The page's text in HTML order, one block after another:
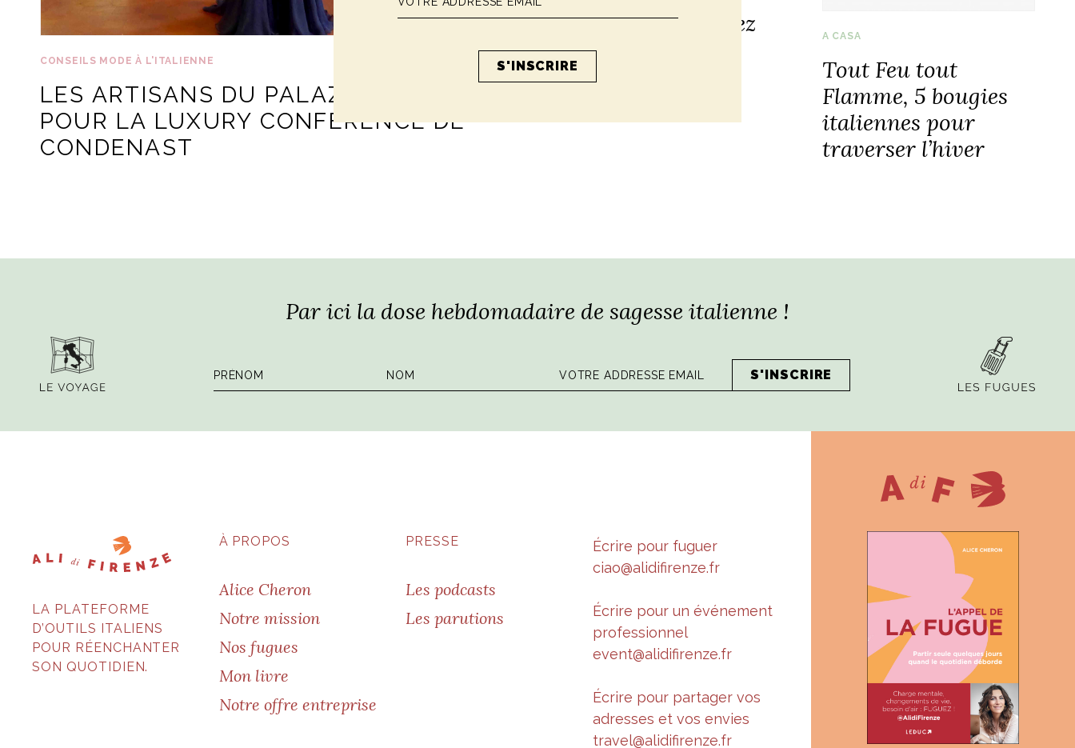
CONSEILS MODE À L'ITALIENNE
LES ARTISANS DU PALAZZO GONDI
POUR LA LUXURY CONFERENCE DE
CONDENAST
Mon shopping chez
les artisans en
Toscane dans le
A CASA
Tout Feu tout
Flamme, 5 bougies
italiennes pour
traverser l’hiver
Par ici la dose hebdomadaire de sagesse italienne !
LA PLATEFORME
D’OUTILS ITALIENS
POUR RÉENCHANTER
SON QUOTIDIEN.
À PROPOS
Alice Cheron
Notre mission
Nos fugues
Mon livre
Notre offre entreprise
PRESSE
Les podcasts
Les parutions
Écrire pour fuguer
ciao@alidifirenze.fr
Écrire pour un événement
professionnel
event@alidifirenze.fr
Écrire pour partager vos
adresses et vos envies
travel@alidifirenze.fr